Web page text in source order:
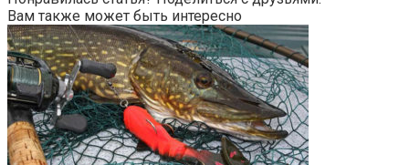
Вам также может быть интересно